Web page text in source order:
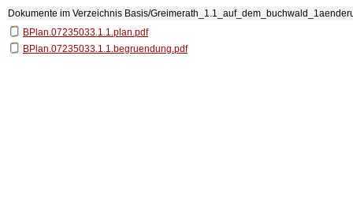
Dokumente im Verzeichnis Basis/
BPlan.07235033.1.1.plan.pdf
BPlan.07235033.1.1.begruendung.pdf